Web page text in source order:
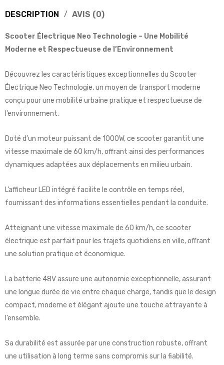
DESCRIPTION AVIS (0)
Scooter Électrique Neo Technologie – Une Mobilité
Moderne et Respectueuse de l’Environnement
Découvrez les caractéristiques exceptionnelles du Scooter
Électrique Neo Technologie, un moyen de transport moderne
conçu pour une mobilité urbaine pratique et respectueuse de
l’environnement.
Doté d’un moteur puissant de 1000W, ce scooter garantit une
vitesse maximale de 60 km/h, offrant ainsi des performances
dynamiques adaptées aux déplacements en milieu urbain.
L’afficheur LED intégré facilite le contrôle en temps réel,
fournissant des informations essentielles pendant la conduite.
Atteignant une vitesse maximale de 60 km/h, ce scooter
électrique est parfait pour les trajets quotidiens en ville, offrant
une solution pratique et économique.
La batterie 48V assure une autonomie exceptionnelle, assurant
une longue durée de vie entre chaque charge, tandis que le design
compact, moderne et élégant ajoute une touche attrayante à
l’ensemble.
Sa durabilité est assurée par une construction robuste, offrant
une utilisation à long terme sans compromis sur la fiabilité.